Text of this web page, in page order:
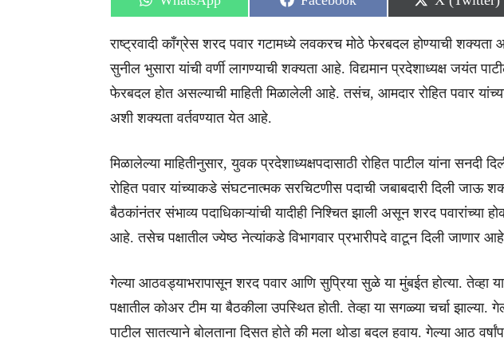
on
on
on
राष्ट्रवादी काँग्रेस शरद पवार गटामध्ये लवकरच मोठे फेरबदल होण्याची शक्यता
सुनील भुसारा यांची वर्णी लागण्याची शक्यता आहे. विद्यमान प्रदेशाध्यक्ष जयंत
फेरबदल होत असल्याची माहिती मिळालेली आहे. तसंच, आमदार रोहित पवार
अशी शक्यता वर्तवण्यात येत आहे.
मिळालेल्या माहितीनुसार, युवक प्रदेशाध्यक्षपदासाठी रोहित पाटील यांना
रोहित पवार यांच्याकडे संघटनात्मक सरचिटणीस पदाची जबाबदारी दिली जाऊ
बैठकांनंतर संभाव्य पदाधिकाऱ्यांची यादीही निश्चित झाली असून शरद पवारांच्या
आहे. तसेच पक्षातील ज्येष्ठ नेत्यांकडे विभागवार प्रभारीपदे वाटून दिली जाणार
गेल्या आठवड्याभरापासून शरद पवार आणि सुप्रिया सुळे या मुंबईत होत्या. तेव्हा या
पक्षातील कोअर टीम या बैठकीला उपस्थित होती. तेव्हा या सगळ्या चर्चा झाल्या.
पाटील सातत्याने बोलताना दिसत होते की मला थोडा बदल हवाय. गेल्या आठ